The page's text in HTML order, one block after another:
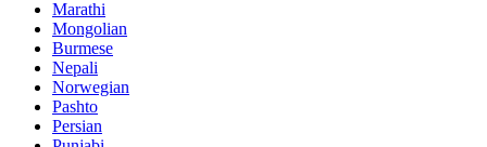
Marathi
Mongolian
Burmese
Nepali
Norwegian
Pashto
Persian